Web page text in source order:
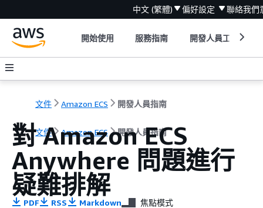
中文 (繁體) 偏好設定 聯絡我們
開始使用 服務指南 開發人員工具
文件 Amazon ECS 開發人員指南
文件 Amazon ECS 開發人員指南
對 Amazon ECS
Anywhere 問題進行
疑難排解
PDF RSS Markdown 焦點模式